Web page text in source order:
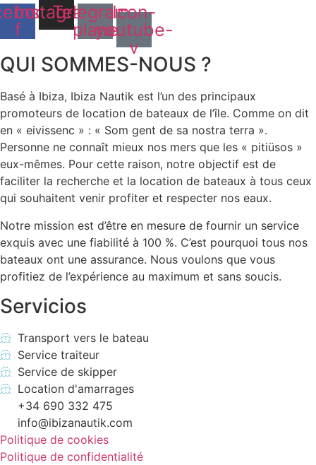
f
Instagram
Telegram-
plane
Icon-
youtube-
v
QUI SOMMES-NOUS ?
Basé à Ibiza, Ibiza Nautik est l’un des principaux
promoteurs de location de bateaux de l’île. Comme on dit
en « eivissenc » : « Som gent de sa nostra terra ».
Personne ne connaît mieux nos mers que les « pitiüsos »
eux-mêmes. Pour cette raison, notre objectif est de
faciliter la recherche et la location de bateaux à tous ceux
qui souhaitent venir profiter et respecter nos eaux.
Notre mission est d’être en mesure de fournir un service
exquis avec une fiabilité à 100 %. C’est pourquoi tous nos
bateaux ont une assurance. Nous voulons que vous
profitiez de l’expérience au maximum et sans soucis.
Servicios
Transport vers le bateau
Service traiteur
Service de skipper
Location d'amarrages
+34 690 332 475
info@ibizanautik.com
Politique de cookies
Politique de confidentialité